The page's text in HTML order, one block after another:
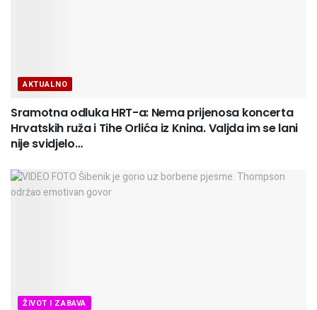
AKTUALNO
Sramotna odluka HRT-a: Nema prijenosa koncerta
Hrvatskih ruža i Tihe Orlića iz Knina. Valjda im se lani
nije svidjelo…
ŽIVOT I ZABAVA